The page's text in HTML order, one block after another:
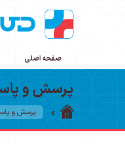
صفحه اصلی
پرسش و
پرسش و